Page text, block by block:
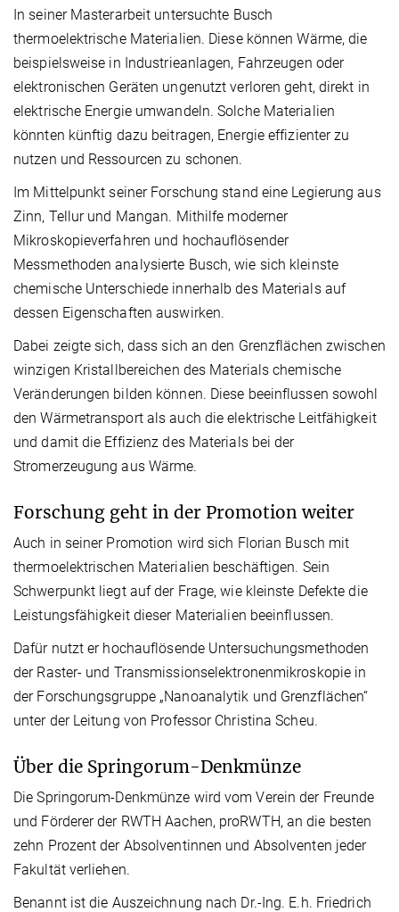
In seiner Masterarbeit untersuchte Busch
thermoelektrische Materialien. Diese können Wärme, die
beispielsweise in Industrieanlagen, Fahrzeugen oder
elektronischen Geräten ungenutzt verloren geht, direkt in
elektrische Energie umwandeln. Solche Materialien
könnten künftig dazu beitragen, Energie effizienter zu
nutzen und Ressourcen zu schonen.
Im Mittelpunkt seiner Forschung stand eine Legierung aus
Zinn, Tellur und Mangan. Mithilfe moderner
Mikroskopieverfahren und hochauflösender
Messmethoden analysierte Busch, wie sich kleinste
chemische Unterschiede innerhalb des Materials auf
dessen Eigenschaften auswirken.
Dabei zeigte sich, dass sich an den Grenzflächen zwischen
winzigen Kristallbereichen des Materials chemische
Veränderungen bilden können. Diese beeinflussen sowohl
den Wärmetransport als auch die elektrische Leitfähigkeit
und damit die Effizienz des Materials bei der
Stromerzeugung aus Wärme.
Forschung geht in der Promotion weiter
Auch in seiner Promotion wird sich Florian Busch mit
thermoelektrischen Materialien beschäftigen. Sein
Schwerpunkt liegt auf der Frage, wie kleinste Defekte die
Leistungsfähigkeit dieser Materialien beeinflussen.
Dafür nutzt er hochauflösende Untersuchungsmethoden
der Raster- und Transmissionselektronenmikroskopie in
der Forschungsgruppe „Nanoanalytik und Grenzflächen“
unter der Leitung von Professor Christina Scheu.
Über die Springorum-Denkmünze
Die Springorum-Denkmünze wird vom Verein der Freunde
und Förderer der RWTH Aachen, proRWTH, an die besten
zehn Prozent der Absolventinnen und Absolventen jeder
Fakultät verliehen.
Benannt ist die Auszeichnung nach Dr.-Ing. E.h. Friedrich